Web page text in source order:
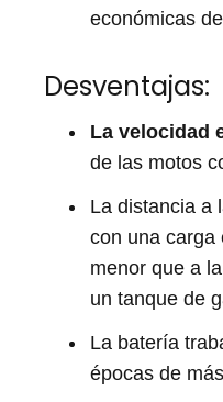
económicas
Desventajas:
La velocidad
de las motos
La distancia a
con una carga
menor que a
un tanque de
La batería
épocas de